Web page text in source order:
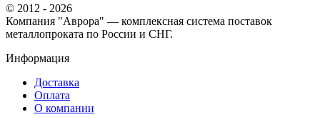
© 2012 - 2026
Компания "Аврора" — комплексная система поставок
металлопроката по России и СНГ.
Информация
Доставка
Оплата
О компании